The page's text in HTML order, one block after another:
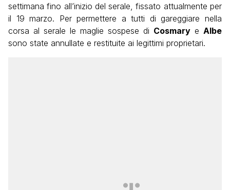
settimana fino all’inizio del serale, fissato attualmente per
il 19 marzo. Per permettere a tutti di gareggiare nella
corsa al serale le maglie sospese di Cosmary e Albe
sono state annullate e restituite ai legittimi proprietari.